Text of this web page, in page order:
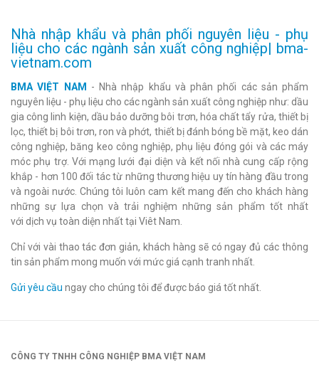
Nhà nhập khẩu và phân phối nguyên liệu - phụ
liệu cho các ngành sản xuất công nghiệp| bma-
vietnam.com
BMA VIỆT NAM
- Nhà nhập khẩu và phân phối các sản phẩm
nguyên liệu - phụ liệu cho các ngành sản xuất công nghiệp như: dầu
gia công linh kiện, dầu bảo dưỡng bôi trơn, hóa chất tẩy rửa, thiết bị
lọc, thiết bị bôi trơn, ron và phớt, thiết bị đánh bóng bề mặt, keo dán
công nghiệp, băng keo công nghiệp, phụ liệu đóng gói và các máy
móc phụ trợ. Với mạng lưới đại diện và kết nối nhà cung cấp rộng
khắp - hơn 100 đối tác từ những thương hiệu uy tín hàng đầu trong
và ngoài nước. Chúng tôi luôn cam kết mang đến cho khách hàng
những sự lựa chọn và trải nghiệm những sản phẩm tốt nhất
với dịch vụ toàn diện nhất tại Viêt Nam.
Chỉ với vài thao tác đơn giản, khách hàng sẽ có ngay đủ các thông
tin sản phẩm mong muốn với mức giá cạnh tranh nhất.
Gửi yêu cầu ngay cho chúng tôi để được báo giá tốt nhất.
CÔNG TY TNHH CÔNG NGHIỆP BMA VIỆT NAM